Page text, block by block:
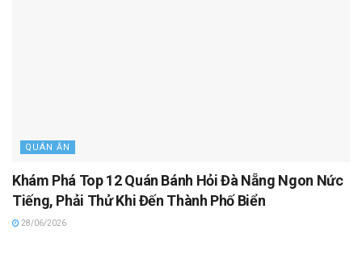
QUÁN ĂN
Khám Phá Top 12 Quán Bánh Hỏi Đà Nẵng Ngon Nức
Tiếng, Phải Thử Khi Đến Thành Phố Biển
28/06/2026